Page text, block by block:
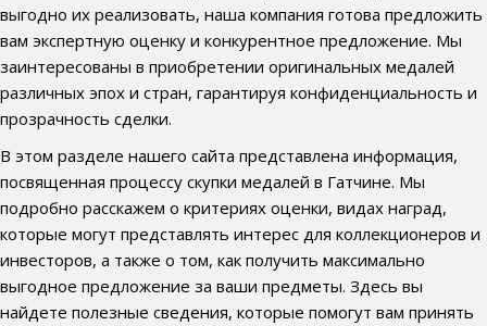
выгодно их реализовать, наша компания готова предложить
вам экспертную оценку и конкурентное предложение. Мы
заинтересованы в приобретении оригинальных медалей
различных эпох и стран, гарантируя конфиденциальность и
прозрачность сделки.
В этом разделе нашего сайта представлена информация,
посвященная процессу скупки медалей в Гатчине. Мы
подробно расскажем о критериях оценки, видах наград,
которые могут представлять интерес для коллекционеров и
инвесторов, а также о том, как получить максимально
выгодное предложение за ваши предметы. Здесь вы
найдете полезные сведения, которые помогут вам принять